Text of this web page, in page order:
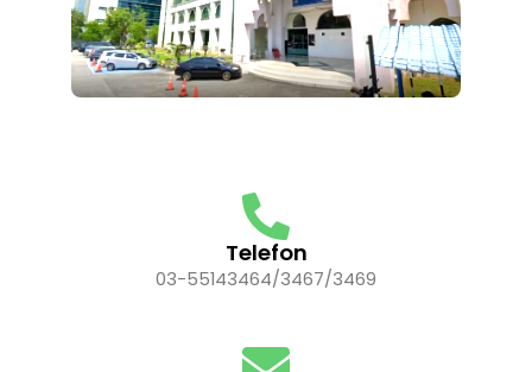
Telefon
03-55143464/3467/3469